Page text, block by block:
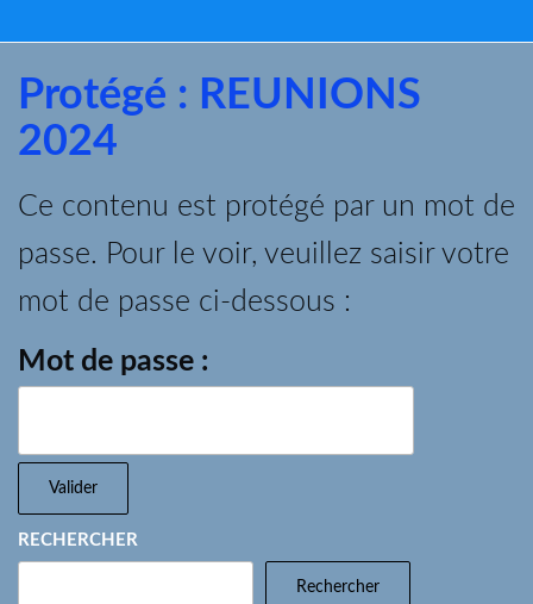
Protégé : REUNIONS
2024
Ce contenu est protégé par un mot de
passe. Pour le voir, veuillez saisir votre
mot de passe ci-dessous :
Mot de passe :
RECHERCHER
Rechercher